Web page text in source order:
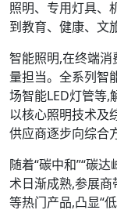
照明、专用灯具、
到教育、健康、文
智能照明,在终端
量担当。全系列智
场智能LED灯管等,
以核心照明技术及
供应商逐步向综合
随着“碳中和”“碳
术日渐成熟,参展
等热门产品,凸显“